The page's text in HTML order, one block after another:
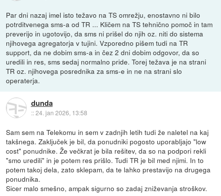
Par dni nazaj imel isto težavo na TS omrežju, enostavno ni bilo
potrditvenega sms-a od TR ... Kličem na TS tehnično pomoč in tam
preverijo in ugotovijo, da sms ni prišel do njih oz. niti do sistema
njihovega agregatorja v tujini. Vzporedno pišem tudi na TR
support, da ne dobim sms-a in čez 2 dni dobim odgovor, da so
uredili in res, sms sedaj normalno pride. Torej težava je na strani
TR oz. njihovega posrednika za sms-e in ne na strani slo
operaterja.
dunda
::24. jan 2026, 13:58
Sam sem na Telekomu in sem v zadnjih letih tudi že naletel na kaj
takšnega. Zaključek je bil, da ponudniki pogosto uporabljajo "low
cost" ponudnike. Že večkrat je bila rešitev, da so na podpori rekli
"smo uredili" in je potem res prišlo. Tudi TR je bil med njimi. In to
potem takoj dela, zato sklepam, da te lahko prestavijo na drugega
ponudnika.
Sicer malo smešno, ampak sigurno so zadaj zniževanja stroškov.